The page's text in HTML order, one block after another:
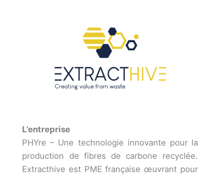
L’entreprise
PHYre – Une technologie innovante pour la
production de fibres de carbone recyclée.
Extracthive est PME française œuvrant pour